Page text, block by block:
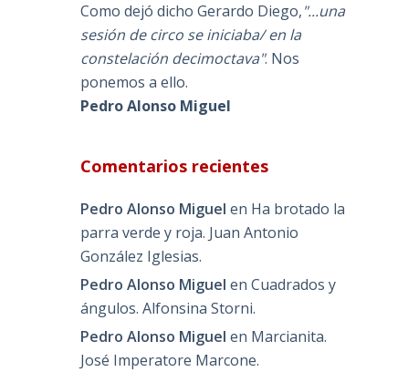
Como dejó dicho Gerardo Diego,"...una
sesión de circo se iniciaba/ en la
constelación decimoctava". Nos
ponemos a ello.
Pedro Alonso Miguel
Comentarios recientes
Pedro Alonso Miguel en Ha brotado la
parra verde y roja. Juan Antonio
González Iglesias.
Pedro Alonso Miguel enCuadrados y
ángulos. Alfonsina Storni.
Pedro Alonso Miguel en Marcianita.
José Imperatore Marcone.